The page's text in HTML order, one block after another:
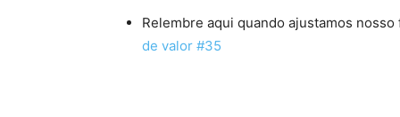
Relembre aqui quando ajustamos
de valor #35